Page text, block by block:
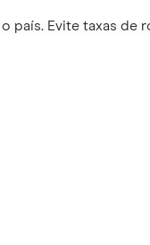
país. Evite taxas de